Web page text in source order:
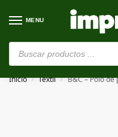
MENU
⚠️ Estamos en
Inicio / Textil / B&C – Polo de